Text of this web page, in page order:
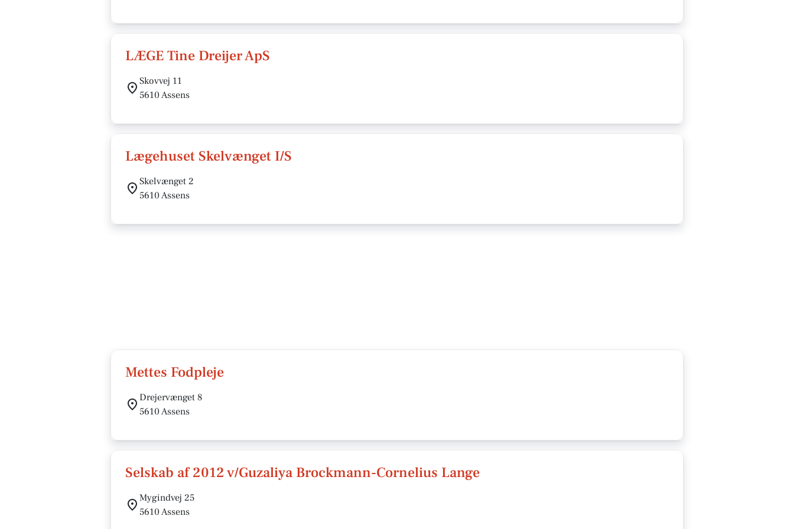
LÆGE Tine Dreijer ApS
Skovvej 11
5610 Assens
Lægehuset Skelvænget I/S
Skelvænget 2
5610 Assens
Mettes Fodpleje
Drejervænget 8
5610 Assens
Selskab af 2012 v/Guzaliya Brockmann-Cornelius Lange
Mygindvej 25
5610 Assens